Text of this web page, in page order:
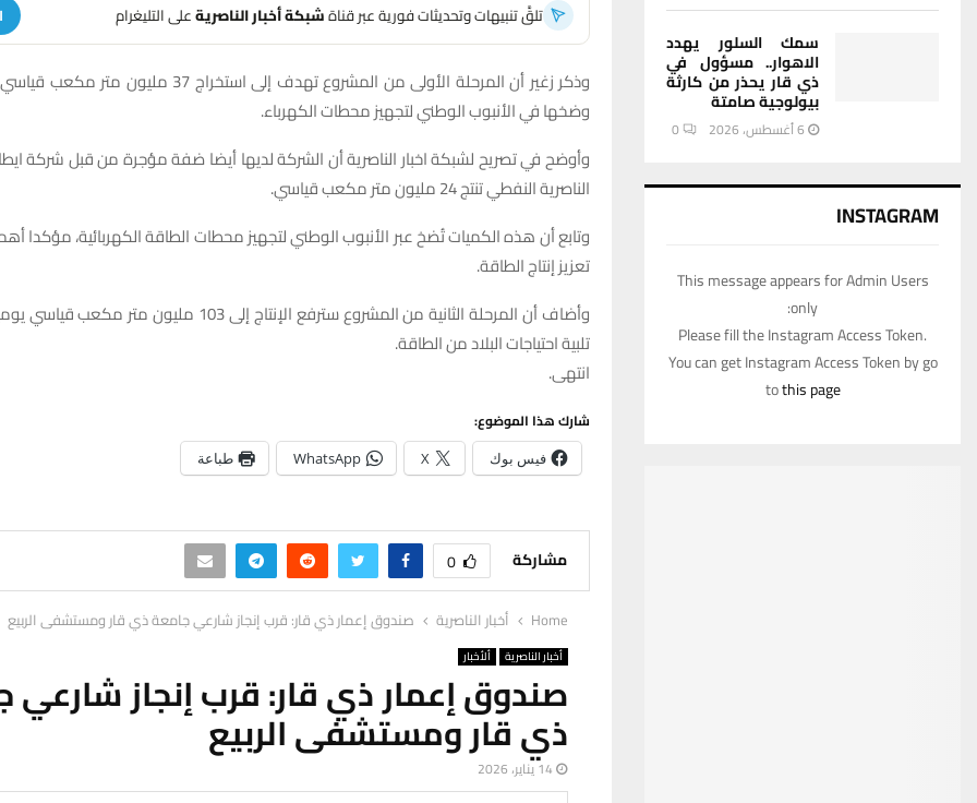
تلقَّ تنبيهات وتحديثات فورية عبر قناةشبكة أخبار الناصريةعلى التليغرام
وذكر زغير أن المرحلة الأولى من المشروع تهدف إلى استخراج
وضخها في الأنبوب الوطني لتجهيز محطات الكهرباء.
وأوضح في تصريح لشبكة اخبار الناصرية أن الشركة لديها أيضا ضفة مؤجرة من قبل شركة
الناصرية النفطي تنتج 24 مليون متر مكعب قياسي.
وتابع أن هذه الكميات تُضخ عبر الأنبوب الوطني لتجهيز محطات الطاقة الكهربائية، مؤكدا
تعزيز إنتاج الطاقة.
وأضاف أن المرحلة الثانية من المشروع سترفع الإنتاج إلى 103
تلبية احتياجات البلاد من الطاقة.
انتهى.
شارك هذا الموضوع:
فيس بوك X
WhatsApp طباعة
مشاركة 0
Home أخبار الناصرية صندوق إعمار ذي قار: قرب إنجاز شارعي جامعة ذي قار ومستشفى الربيع
أخبار الناصرية ألأخبار
صندوق إعمار ذي قار: قرب إنجاز شارعي
ذي قار ومستشفى الربيع
14 يناير، 2026
سمك السلور يهدد
الاهوار.. مسؤول في
ذي قار يحذر من كارثة
بيولوجية صامتة
6 أغسطس، 2026 0
INSTAGRAM
This message appears for Admin Users
only:
Please fill the Instagram Access Token.
You can get Instagram Access Token by go
tothis page